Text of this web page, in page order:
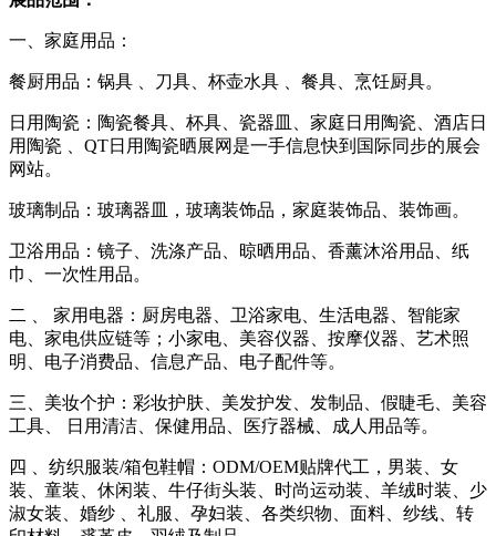
一、家庭用品：
餐厨用品：锅具 、刀具、杯壶水具 、餐具、烹饪厨具。
日用陶瓷：陶瓷餐具、杯具、瓷器皿、家庭日用陶瓷、酒店日
用陶瓷
、QT日用陶瓷晒展网是一手信息快到国际同步的展会
网站。
玻璃制品：玻璃器皿，玻璃装饰品，家庭装饰品、装饰画。
卫浴用品：镜子、洗涤产品、晾晒用品、香薰沐浴用品、纸
巾、一次性用品。
二
家用电器：厨房电器、卫浴家电、生活电器、智能家
电、家电供应链等；小家电、美容仪器、按摩仪器、艺术照
明、电子消费品、信息产品、电子配件等。
三、美妆个护：彩妆护肤、美发护发、发制品、假睫毛、美容
工具、
日用清洁、保健用品、医疗器械、成人用品等。
四 、纺织服装/箱包鞋帽：ODM/OEM贴牌代工，男装、女
装、童装、休闲装、牛仔街头装、时尚运动装、羊绒时装、少
淑女装、婚纱 、礼服、孕妇装、各类织物、面料、纱线、转